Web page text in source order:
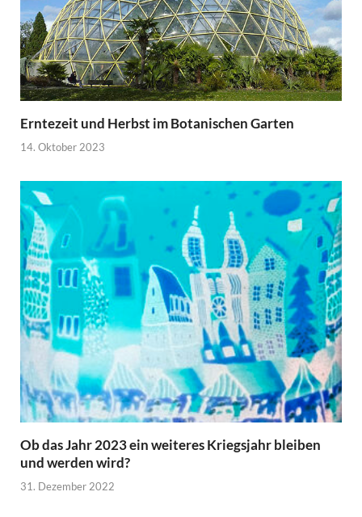
Erntezeit und Herbst im Botanischen Garten
14. Oktober 2023
Ob das Jahr 2023 ein weiteres Kriegsjahr bleiben
und werden wird?
31. Dezember 2022